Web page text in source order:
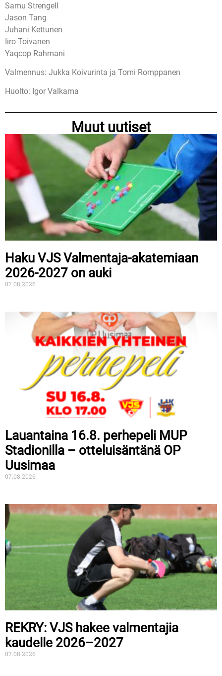
Samu Strengell
Jason Tang
Juhani Kettunen
Iiro Toivanen
Yaqcop Rahmani
Valmennus: Jukka Koivurinta ja Tomi Romppanen
Huolto: Igor Valkama
Muut uutiset
Haku VJS Valmentaja-akatemiaan
2026-2027 on auki
07.08.2026
Lauantaina 16.8. perhepeli MUP
Stadionilla – otteluisäntänä OP
Uusimaa
07.08.2026
REKRY: VJS hakee valmentajia
kaudelle 2026–2027
07.08.2026